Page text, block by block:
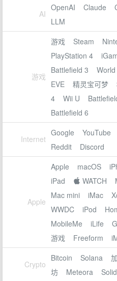
AI
OpenAI Claude
LLM
游戏
游戏 Steam
PlayStation 4
Battlefield 3
EVE
精灵宝可梦
4
Wii U
Battlefield 6
Internet
Google YouTube
Reddit
Discord
Apple
Apple macOS
iPad
 WATCH
Mac mini
iMac
WWDC
iPod
MobileMe
iLife
游戏
Freeform
Crypto
Bitcoin Solana
坊
Meteora